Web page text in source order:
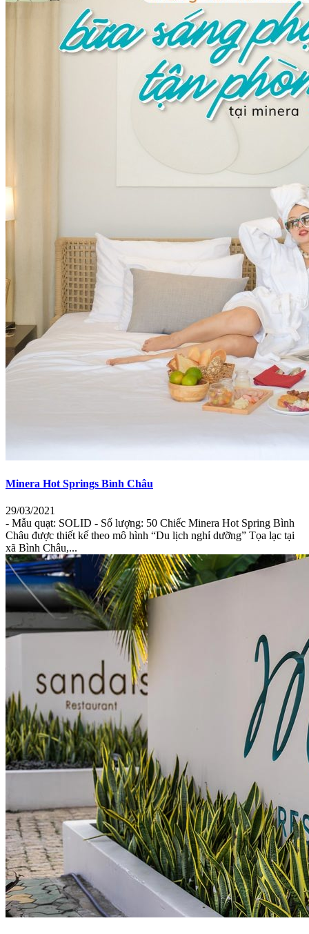
Minera Hot Springs Bình Châu
29/03/2021
- Mẫu quạt: SOLID - Số lượng: 50 Chiếc Minera Hot Spring Bình
Châu được thiết kế theo mô hình “Du lịch nghỉ dưỡng” Tọa lạc tại
xã Bình Châu,...